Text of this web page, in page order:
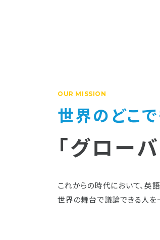
OUR MISSION
世界のどこ
「グロー
これからの時代において、英
世界の舞台で議論できる人を